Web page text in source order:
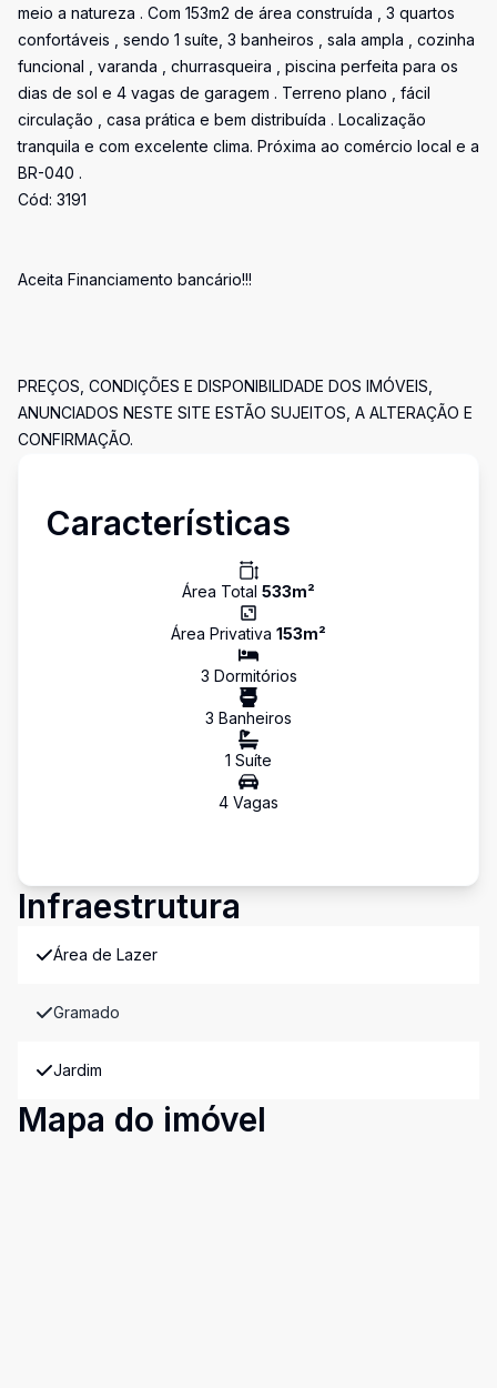
meio a natureza . Com 153m2 de área construída , 3 quartos
confortáveis , sendo 1 suíte, 3 banheiros , sala ampla , cozinha
funcional , varanda , churrasqueira , piscina perfeita para os
dias de sol e 4 vagas de garagem . Terreno plano , fácil
circulação , casa prática e bem distribuída . Localização
tranquila e com excelente clima. Próxima ao comércio local e a
BR-040 .
Cód: 3191
Aceita Financiamento bancário!!!
PREÇOS, CONDIÇÕES E DISPONIBILIDADE DOS IMÓVEIS,
ANUNCIADOS NESTE SITE ESTÃO SUJEITOS, A ALTERAÇÃO E
CONFIRMAÇÃO.
Características
Área Total 533m²
Área Privativa 153m²
3 Dormitórios
3 Banheiros
1 Suíte
4 Vagas
Infraestrutura
Área de Lazer
Gramado
Jardim
Mapa do imóvel